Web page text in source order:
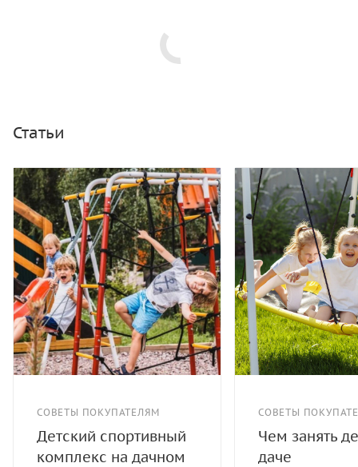
Статьи
СОВЕТЫ ПОКУПАТЕЛЯМ
Детский спортивный
комплекс на дачном
СОВЕТЫ
Чем занять
даче